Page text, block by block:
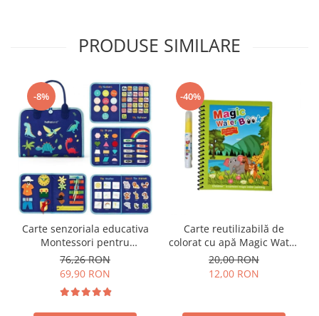
PRODUSE SIMILARE
-8%
Carte senzoriala educativa
Montessori pentru
dezvoltarea abilitatilor
motorii model dinozauri
76,26 RON
69,90 RON
-40%
Carte reutilizabilă de
colorat cu apă Magic Water
Book- animale
20,00 RON
12,00 RON